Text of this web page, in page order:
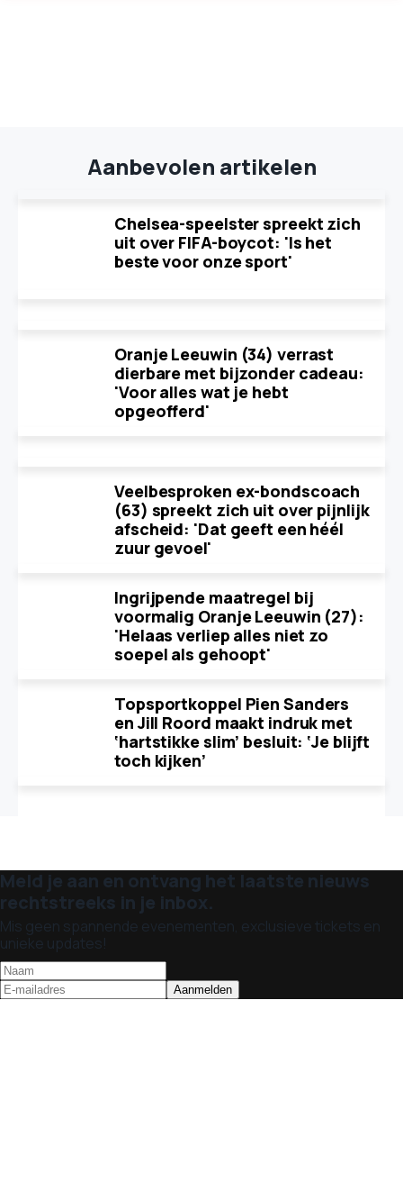
Aanbevolen artikelen
Chelsea-speelster spreekt zich
uit over FIFA-boycot: 'Is het
beste voor onze sport'
Oranje Leeuwin (34) verrast
dierbare met bijzonder cadeau:
'Voor alles wat je hebt
opgeofferd'
Veelbesproken ex-bondscoach
(63) spreekt zich uit over pijnlijk
afscheid: 'Dat geeft een héél
zuur gevoel'
Ingrijpende maatregel bij
voormalig Oranje Leeuwin (27):
'Helaas verliep alles niet zo
soepel als gehoopt'
Topsportkoppel Pien Sanders
en Jill Roord maakt indruk met
‘hartstikke slim’ besluit: ‘Je blijft
toch kijken’
Meld je aan en ontvang het laatste nieuws
rechtstreeks in je inbox.
Mis geen spannende evenementen, exclusieve tickets en
unieke updates!